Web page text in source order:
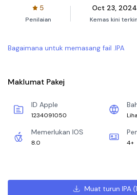
5
Penilaian
Oct 23, 2024
Kemas kini
Bagaimana untuk memasang fail .IPA
Maklumat Pakej
ID Apple
1234091050
Memerlukan IOS
8.0 4+
Muat turun IPA(